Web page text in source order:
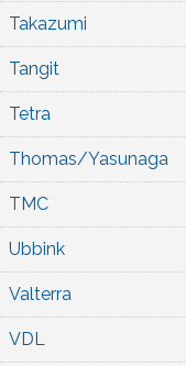
Takazumi
Tangit
Tetra
Thomas/Yasunaga
TMC
Ubbink
Valterra
VDL